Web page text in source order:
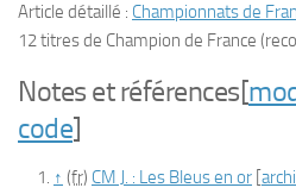
Article détaillé : Championnats de
12 titres de Champion de France
Notes et références[
code]
↑ (fr) CM J. : Les Bleus en or